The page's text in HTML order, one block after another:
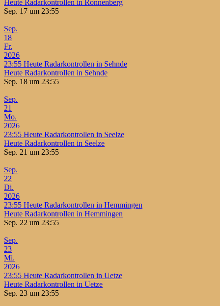
Heute Radarkontrollen in Ronnenberg
Sep. 17 um 23:55
Sep.
18
Fr.
2026
23:55 Heute Radarkontrollen in Sehnde
Heute Radarkontrollen in Sehnde
Sep. 18 um 23:55
Sep.
21
Mo.
2026
23:55 Heute Radarkontrollen in Seelze
Heute Radarkontrollen in Seelze
Sep. 21 um 23:55
Sep.
22
Di.
2026
23:55 Heute Radarkontrollen in Hemmingen
Heute Radarkontrollen in Hemmingen
Sep. 22 um 23:55
Sep.
23
Mi.
2026
23:55 Heute Radarkontrollen in Uetze
Heute Radarkontrollen in Uetze
Sep. 23 um 23:55